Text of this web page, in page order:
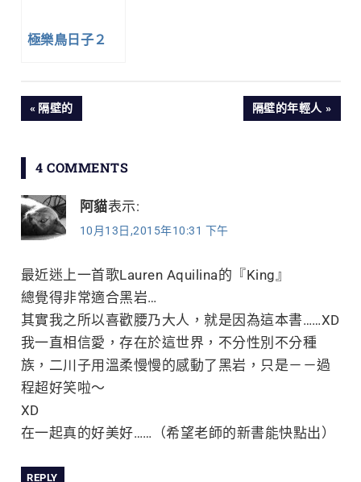
極樂鳥日子２
文
導
覽
PREVIOUS
隔壁的
NEXT
隔壁的年輕人
4 COMMENTS
阿貓表示:
10月13日,2015年10:31 下午
最近迷上一首歌Lauren Aquilina的『King』
總覺得非常適合黑岩…
其實我之所以喜歡腰乃大人，就是因為這本書……XD
我一直相信愛，存在於這世界，不分性別不分種
族，二川子用溫柔慢慢的感動了黑岩，只是－－過
程超好笑啦～
XD
在一起真的好美好……（希望老師的新書能快點出）
REPLY